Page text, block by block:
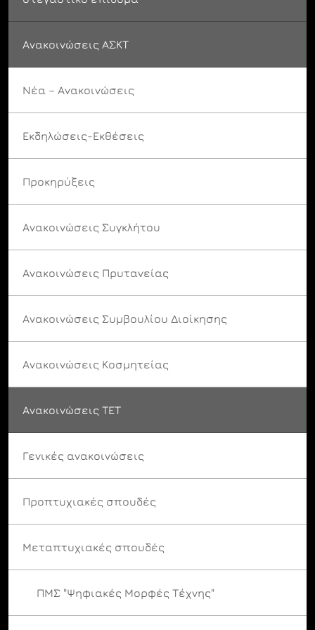
Ανακοινώσεις ΑΣΚΤ
Νέα – Ανακοινώσεις
Εκδηλώσεις-Εκθέσεις
Προκηρύξεις
Ανακοινώσεις Συγκλήτου
Ανακοινώσεις Πρυτανείας
Ανακοινώσεις Συμβουλίου Διοίκησης
Ανακοινώσεις Κοσμητείας
Ανακοινώσεις ΤΕΤ
Γενικές ανακοινώσεις
Προπτυχιακές σπουδές
Μεταπτυχιακές σπουδές
ΠΜΣ "Ψηφιακές Μορφές Τέχνης"